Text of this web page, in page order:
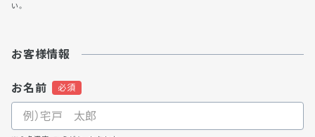
い。
お客様情報
お名前